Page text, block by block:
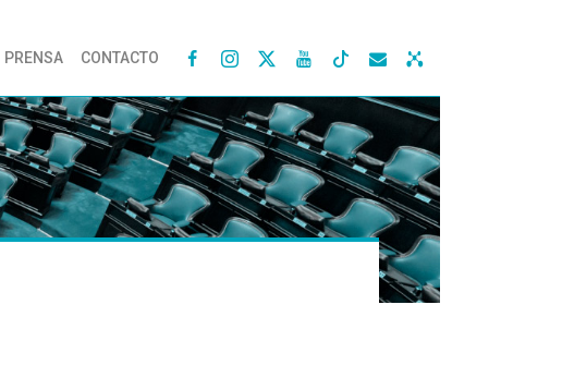
PRENSA CONTACTO    